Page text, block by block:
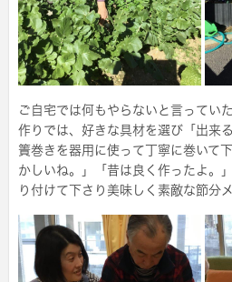
ご自宅では何もやらないと言ってい
作りでは、好きな具材を選び「出来
簀巻きを器用に使って丁寧に巻いて
かしいね。」「昔は良く作ったよ。
り付けて下さり美味しく素敵な節分